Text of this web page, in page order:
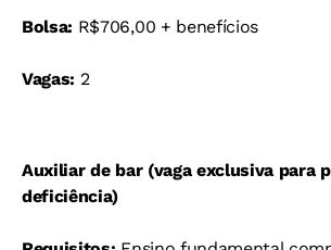
Bolsa: R$706,00 + benefícios
Vagas: 2
Auxiliar de bar (vaga exclusiva para
deficiência)